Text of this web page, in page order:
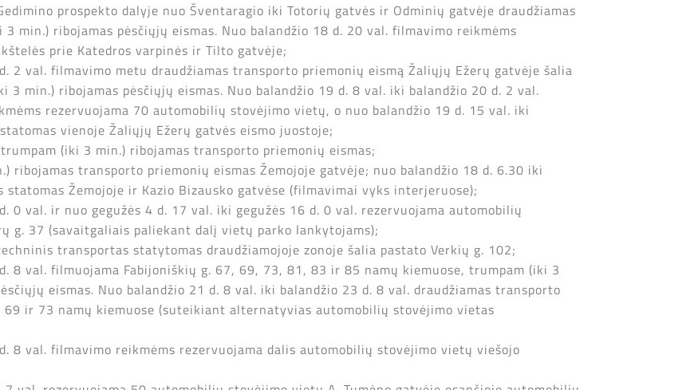
prospekto dalyje nuo Šventaragio iki Totorių gatvės ir Odminių gatvėje draudžiamas
min.) ribojamas pėsčiųjų eismas. Nuo balandžio 18 d. 20 val. filmavimo reikmėms
prie Katedros varpinės ir Tilto gatvėje;
2 val. filmavimo metu draudžiamas transporto priemonių eismą Žaliųjų Ežerų gatvėje šalia
min.) ribojamas pėsčiųjų eismas. Nuo balandžio 19 d. 8 val. iki balandžio 20 d. 2 val.
rezervuojama 70 automobilių stovėjimo vietų, o nuo balandžio 19 d. 15 val. iki
vienoje Žaliųjų Ežerų gatvės eismo juostoje;
(iki 3 min.) ribojamas transporto priemonių eismas;
ribojamas transporto priemonių eismas Žemojoje gatvėje; nuo balandžio 18 d. 6.30 iki
Žemojoje ir Kazio Bizausko gatvėse (filmavimai vyks interjeruose);
0 val. ir nuo gegužės 4 d. 17 val. iki gegužės 16 d. 0 val. rezervuojama automobilių
g. 37 (savaitgaliais paliekant dalį vietų parko lankytojams);
transportas statytomas draudžiamojoje zonoje šalia pastato Verkių g. 102;
8 val. filmuojama Fabijoniškių g. 67, 69, 73, 81, 83 ir 85 namų kiemuose, trumpam (iki 3
eismas. Nuo balandžio 21 d. 8 val. iki balandžio 23 d. 8 val. draudžiamas transporto
ir 73 namų kiemuose (suteikiant alternatyvias automobilių stovėjimo vietas
8 val. filmavimo reikmėms rezervuojama dalis automobilių stovėjimo vietų viešojo